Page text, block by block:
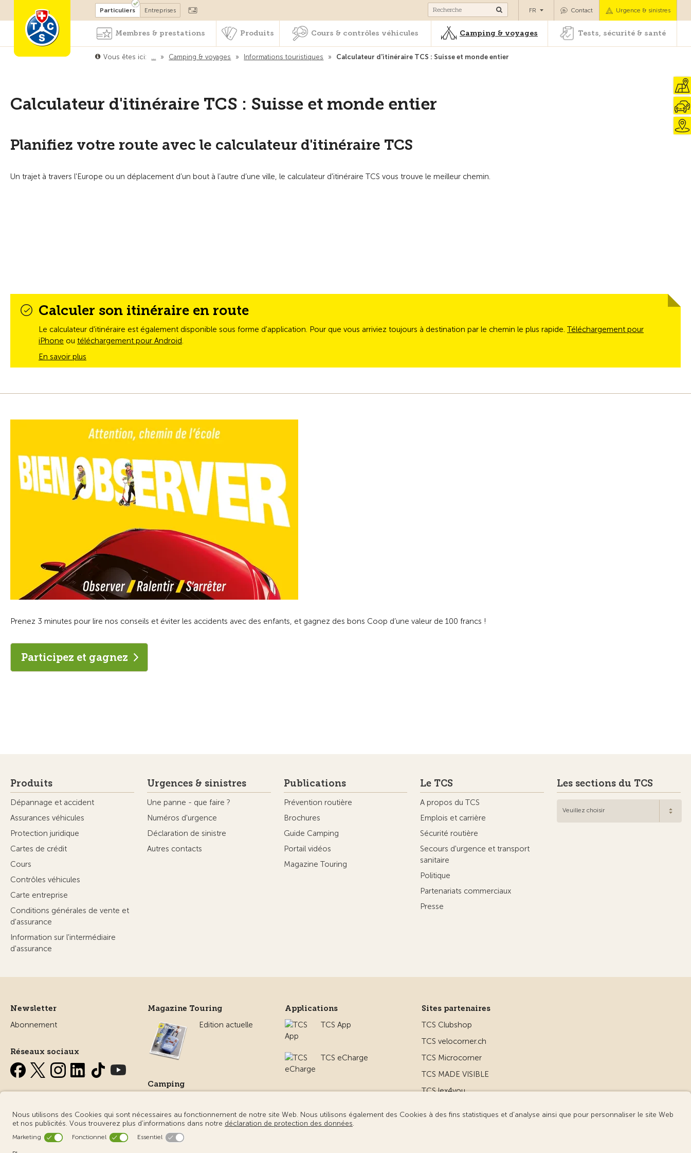
Devenir membre Cours & contrôles véhicules Camping & voyages Tests, sécurité & santé
Particuliers Entreprises Contact Urgence & sinistres
FR
Membres & prestations Produits Cours & contrôles véhicules Camping & voyages Tests, sécurité & santé
Vous êtes ici: … » Camping & voyages » Informations touristiques » Calculateur d'itinéraire TCS : Suisse et monde entier
Calculateur d'itinéraire TCS : Suisse et monde entier
Planifiez votre route avec le calculateur d'itinéraire TCS
Un trajet à travers l'Europe ou un déplacement d’un bout à l’autre d’une ville, le calculateur d'itinéraire TCS vous trouve le meilleur chemin.
Calculer son itinéraire en route
Le calculateur d'itinéraire est également disponible sous forme d'application. Pour que vous arriviez toujours à destination par le chemin le plus rapide. Téléchargement pour
iPhone ou téléchargement pour Android.
En savoir plus
Prenez 3 minutes pour lire nos conseils et éviter les accidents avec des enfants, et gagnez des bons Coop d’une valeur de 100 francs !
Participez et gagnez
Produits
Dépannage et accident
Assurances véhicules
Protection juridique
Cartes de crédit
Cours
Contrôles véhicules
Carte entreprise
Conditions générales de vente et
d'assurance
Information sur l'intermédiaire
d'assurance
Urgences & sinistres
Une panne - que faire ?
Numéros d'urgence
Déclaration de sinistre
Autres contacts
Publications
Prévention routière
Brochures
Guide Camping
Portail vidéos
Magazine Touring
Le TCS
A propos du TCS
Emplois et carrière
Sécurité routière
Secours d'urgence et transport
sanitaire
Politique
Partenariats commerciaux
Presse
Les sections du TCS
Veuillez choisir
Newsletter
Abonnement
Réseaux sociaux
Magazine Touring
Edition actuelle
Camping
Applications
TCS App
TCS eCharge
Sites partenaires
TCS Clubshop
TCS velocorner.ch
TCS Microcorner
TCS MADE VISIBLE
TCS lex4you